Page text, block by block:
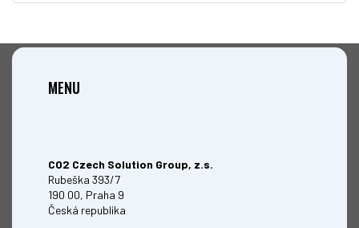
MENU
CO2 Czech Solution Group, z.s.
Rubeška 393/7
190 00, Praha 9
Česká republika